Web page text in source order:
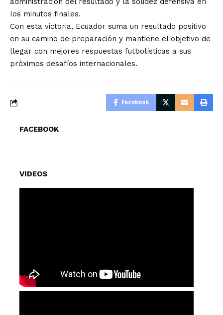
los minutos finales.
Con esta victoria, Ecuador suma un resultado positivo
en su camino de preparación y mantiene el objetivo de
llegar con mejores respuestas futbolísticas a sus
próximos desafíos internacionales.
Facebook
FACEBOOK
VIDEOS